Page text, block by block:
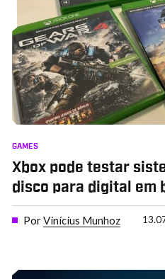
GAMES
Xbox pode testar
disco para digital em
PorVinícius Munhoz